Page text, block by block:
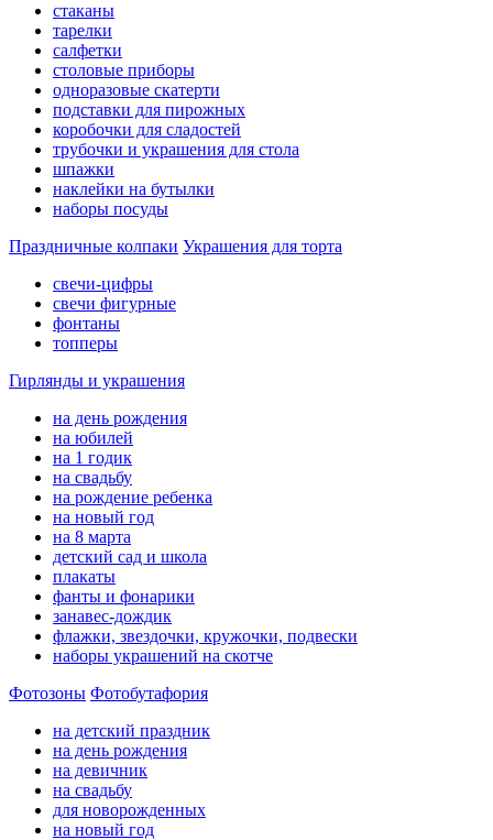
стаканы
тарелки
салфетки
столовые приборы
одноразовые скатерти
подставки для пирожных
коробочки для сладостей
трубочки и украшения для стола
шпажки
наклейки на бутылки
наборы посуды
Праздничные колпаки Украшения для торта
свечи-цифры
свечи фигурные
фонтаны
топперы
Гирлянды и украшения
на день рождения
на юбилей
на 1 годик
на свадьбу
на рождение ребенка
на новый год
на 8 марта
детский сад и школа
плакаты
фанты и фонарики
занавес-дождик
флажки, звездочки, кружочки, подвески
наборы украшений на скотче
Фотозоны Фотобутафория
на детский праздник
на день рождения
на девичник
на свадьбу
для новорожденных
на новый год